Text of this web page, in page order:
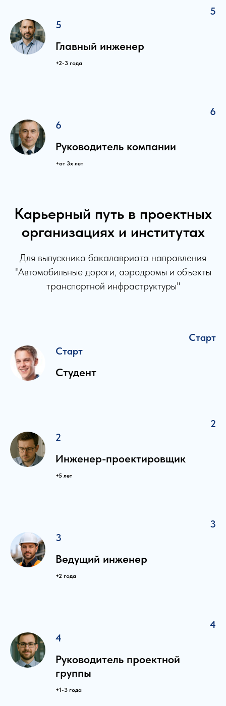
5
5
Главный инженер
+2-3 года
6
6
Руководитель компании
+от 3х лет
Карьерный путь в проектных
организациях и институтах
Для выпускника бакалавриата направления
"Автомобильные дороги, аэродромы и объекты
транспортной инфраструктуры"
Старт
Старт
Студент
2
2
Инженер-проектировщик
+5 лет
3
3
Ведущий инженер
+2 года
4
4
Руководитель проектной
группы
+1-3 года